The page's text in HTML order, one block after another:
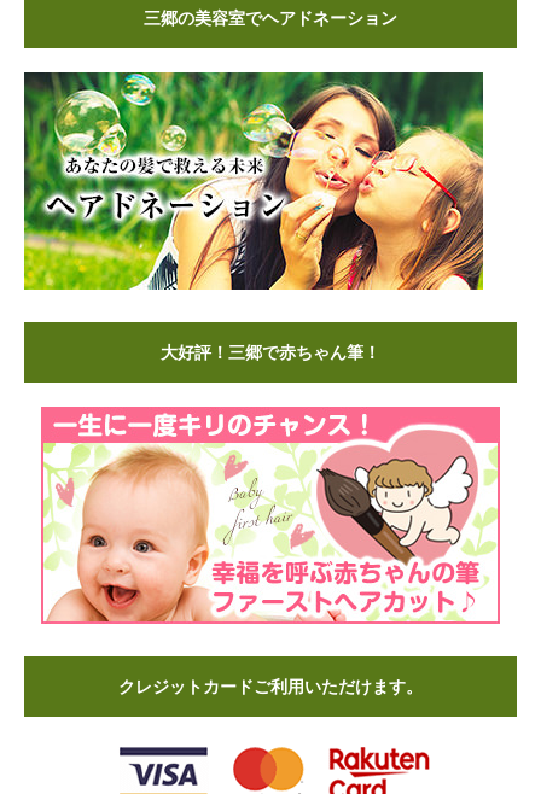
三郷の美容室でヘアドネーション
大好評！三郷で赤ちゃん筆！
クレジットカードご利用いただけます。